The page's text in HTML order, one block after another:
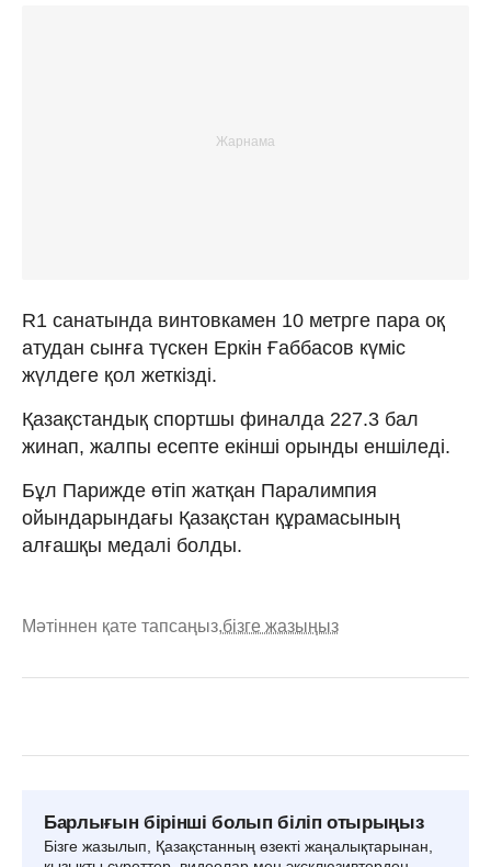
R1 санатында винтовкамен 10 метрге пара оқ
атудан сынға түскен Еркін Ғаббасов күміс
жүлдеге қол жеткізді.
Қазақстандық спортшы финалда 227.3 бал
жинап, жалпы есепте екінші орынды еншіледі.
Бұл Парижде өтіп жатқан Паралимпия
ойындарындағы Қазақстан құрамасының
алғашқы медалі болды.
Мәтіннен қате тапсаңыз,бізге жазыңыз
Барлығын бірінші болып біліп отырыңыз
Бізге жазылып, Қазақстанның өзекті жаңалықтарынан,